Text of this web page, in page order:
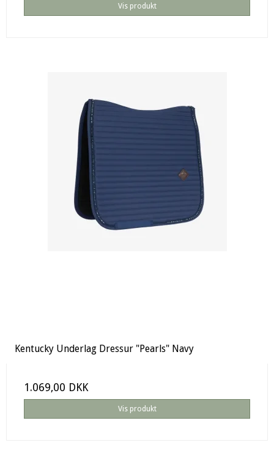
Vis produkt
Kentucky Underlag Dressur "Pearls" Navy
1.069,00 DKK
Vis produkt